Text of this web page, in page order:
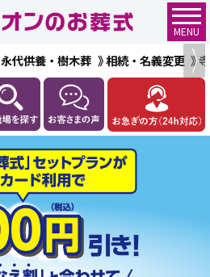
MENU
永代供養・樹木葬 相続・名義変更